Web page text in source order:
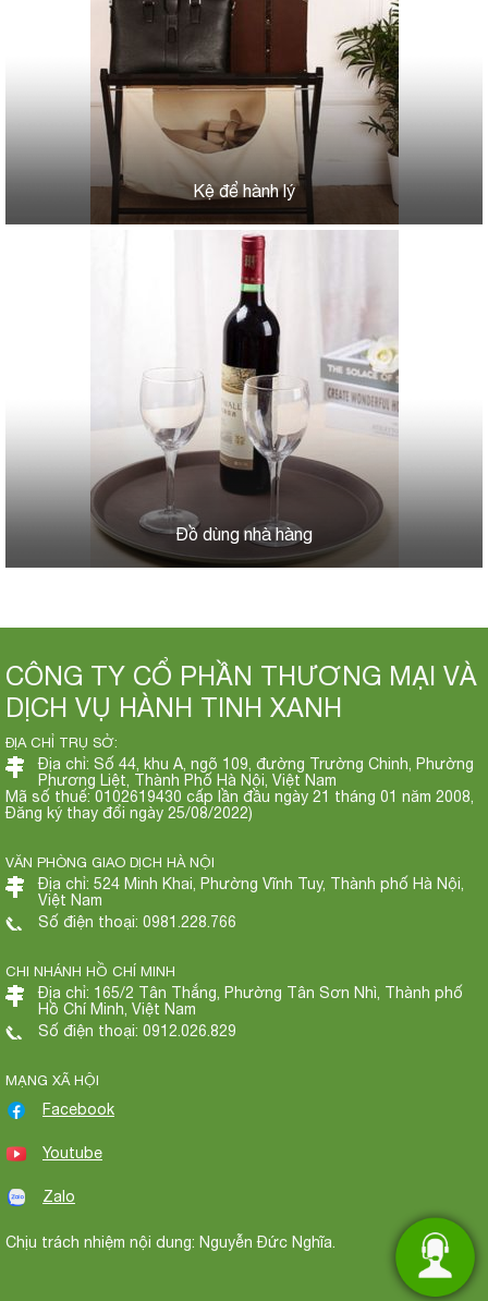
Kệ để hành lý
Đồ dùng nhà hàng
CÔNG TY CỔ PHẦN THƯƠNG MẠI VÀ
DỊCH VỤ HÀNH TINH XANH
ĐỊA CHỈ TRỤ SỞ:
Địa chỉ: Số 44, khu A, ngõ 109, đường Trường Chinh, Phường
Phương Liệt, Thành Phố Hà Nội, Việt Nam
Mã số thuế: 0102619430 cấp lần đầu ngày 21 tháng 01 năm 2008,
Đăng ký thay đổi ngày 25/08/2022)
VĂN PHÒNG GIAO DỊCH HÀ NỘI
Địa chỉ: 524 Minh Khai, Phường Vĩnh Tuy, Thành phố Hà Nội,
Việt Nam
Số điện thoại: 0981.228.766
CHI NHÁNH HỒ CHÍ MINH
Địa chỉ: 165/2 Tân Thắng, Phường Tân Sơn Nhì, Thành phố
Hồ Chí Minh, Việt Nam
Số điện thoại: 0912.026.829
MẠNG XÃ HỘI
Facebook
Youtube
Zalo
Chịu trách nhiệm nội dung: Nguyễn Đức Nghĩa.